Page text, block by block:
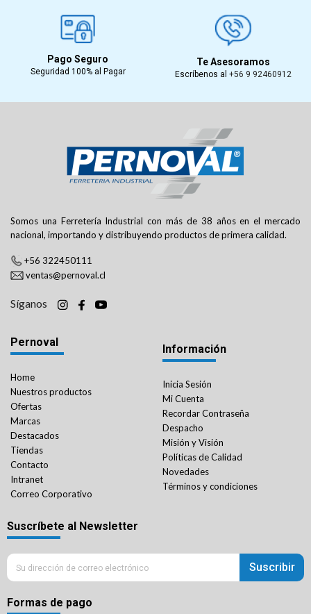
Pago Seguro
Seguridad 100% al Pagar
Te Asesoramos
Escríbenos al +56 9 92460912
Somos una Ferretería Industrial con más de 38 años en el mercado
nacional, importando y distribuyendo productos de primera calidad.
+56 322450111
ventas@pernoval.cl
Síganos
Pernoval
Home
Nuestros productos
Ofertas
Marcas
Destacados
Tiendas
Contacto
Intranet
Correo Corporativo
Información
Inicia Sesión
Mi Cuenta
Recordar Contraseña
Despacho
Misión y Visión
Políticas de Calidad
Novedades
Términos y condiciones
Suscríbete al Newsletter
Suscribir
Formas de pago